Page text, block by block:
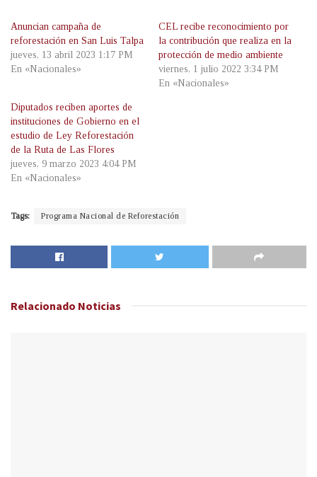
Anuncian campaña de
reforestación en San Luis Talpa
jueves, 13 abril 2023 1:17 PM
En «Nacionales»
CEL recibe reconocimiento por
la contribución que realiza en la
protección de medio ambiente
viernes, 1 julio 2022 3:34 PM
En «Nacionales»
Diputados reciben aportes de
instituciones de Gobierno en el
estudio de Ley Reforestación
de la Ruta de Las Flores
jueves, 9 marzo 2023 4:04 PM
En «Nacionales»
Tags: Programa Nacional de Reforestación
Relacionado Noticias